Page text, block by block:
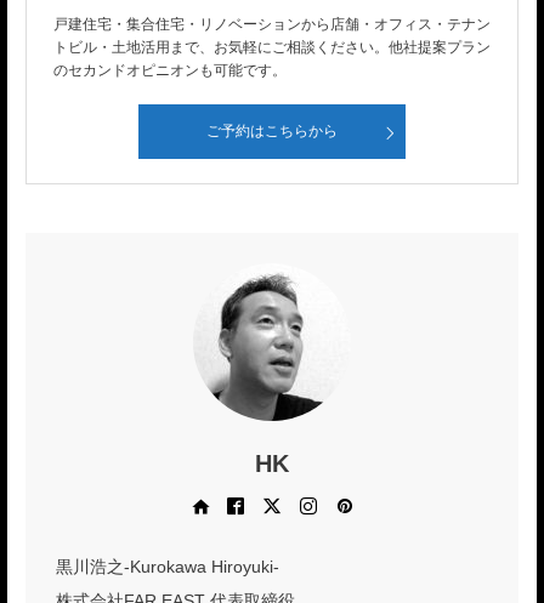
戸建住宅・集合住宅・リノベーションから店舗・オフィス・テナン
トビル・土地活用まで、お気軽にご相談ください。他社提案プラン
のセカンドオピニオンも可能です。
ご予約はこちらから
HK
InstagramPinterest
黒川浩之-Kurokawa Hiroyuki-